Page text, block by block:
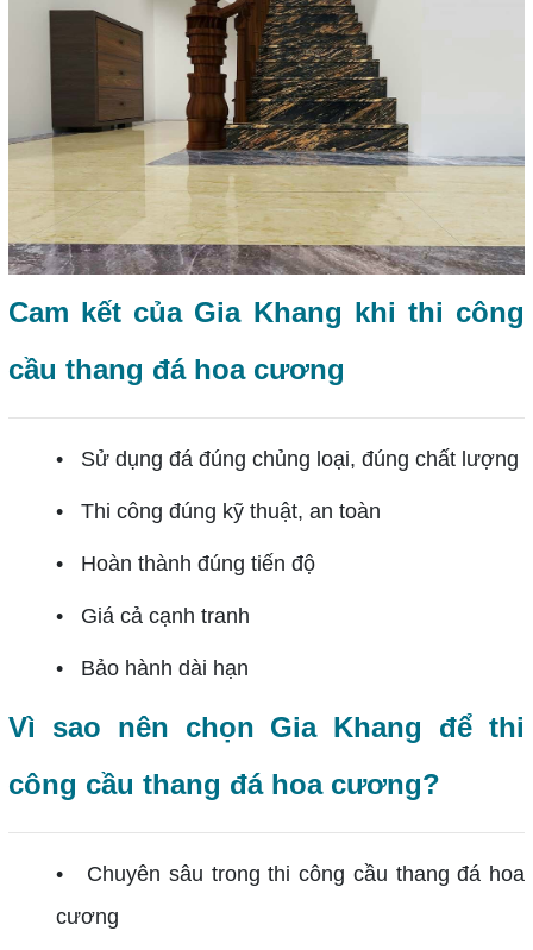
Cam kết của Gia Khang khi thi công
cầu thang đá hoa cương
• Sử dụng đá đúng chủng loại, đúng chất lượng
• Thi công đúng kỹ thuật, an toàn
• Hoàn thành đúng tiến độ
• Giá cả cạnh tranh
• Bảo hành dài hạn
Vì sao nên chọn Gia Khang để thi
công cầu thang đá hoa cương?
• Chuyên sâu trong thi công cầu thang đá hoa
cương